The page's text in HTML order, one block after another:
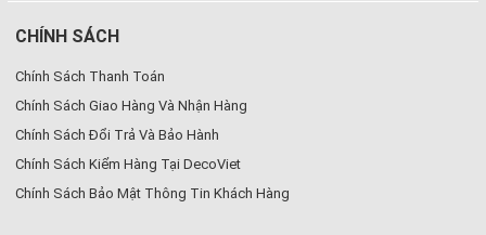
CHÍNH SÁCH
Chính Sách Thanh Toán
Chính Sách Giao Hàng Và Nhận Hàng
Chính Sách Đổi Trả Và Bảo Hành
Chính Sách Kiểm Hàng Tại DecoViet
Chính Sách Bảo Mật Thông Tin Khách Hàng